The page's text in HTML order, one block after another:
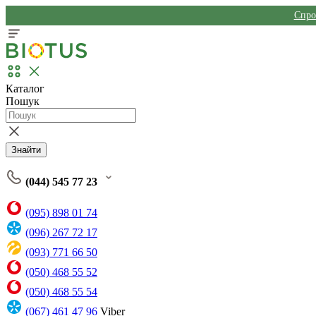
Каталог
Пошук
Знайти
(044) 545 77 23
(095) 898 01 74
(096) 267 72 17
(093) 771 66 50
(050) 468 55 52
(050) 468 55 54
(067) 461 47 96 Viber